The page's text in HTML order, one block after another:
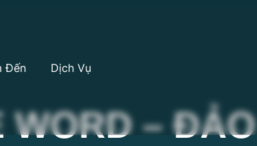
Đến Dịch Vụ
WORD –